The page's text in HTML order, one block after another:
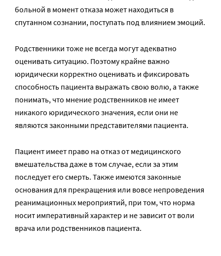
больной в момент отказа может находиться в
спутанном сознании, поступать под влиянием эмоций.
Родственники тоже не всегда могут адекватно
оценивать ситуацию. Поэтому крайне важно
юридически корректно оценивать и фиксировать
способность пациента выражать свою волю, а также
понимать, что мнение родственников не имеет
никакого юридического значения, если они не
являются законными представителями пациента.
Пациент имеет право на отказ от медицинского
вмешательства даже в том случае, если за этим
последует его смерть. Также имеются законные
основания для прекращения или вовсе непроведения
реанимационных мероприятий, при том, что норма
носит императивный характер и не зависит от воли
врача или родственников пациента.